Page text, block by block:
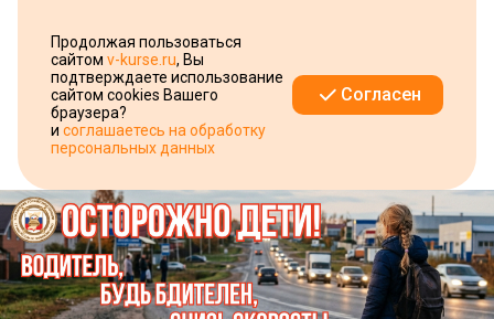
Продолжая пользоваться
сайтом v-kurse.ru, Вы
подтверждаете использование
сайтом cookies Вашего
браузера?
и соглашаетесь на обработку
персональных данных
Согласен